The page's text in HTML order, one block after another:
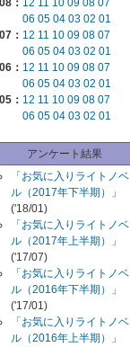
： 12 11 10 09 08 07
06 05 04 03 02 01
： 12 11 10 09 08 07
06 05 04 03 02 01
： 12 11 10 09 08 07
06 05 04 03 02 01
： 12 11 10 09 08 07
06 05 04 03 02 01
アンケート結果
「お気に入りライトノベ
ル（2017年下半期）」
('18/01)
「お気に入りライトノベ
ル（2017年上半期）」
('17/07)
「お気に入りライトノベ
ル（2016年下半期）」
('17/01)
「お気に入りライトノベ
ル（2016年上半期）」